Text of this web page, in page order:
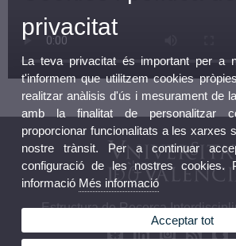
Estructura de Recerca
privacitat
La teva privacitat és important per a
t'informem que utilitzem cookies
realitzar anàlisis d'ús i mesurament de
amb la finalitat de personalitzar
proporcionar funcionalitats a les xarxes
nostre trànsit. Per a continuar
configuració de les nostres cookies.
informació Més informació
Acceptar tot